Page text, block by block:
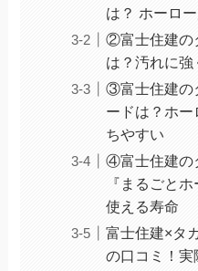
は？ ホーロ
②富士住建の
は？汚れに
③富士住建の
ードは？ホ
ちやすい
④富士住建の
『まるごと
使える寿命
富士住建×タ
の口コミ！実